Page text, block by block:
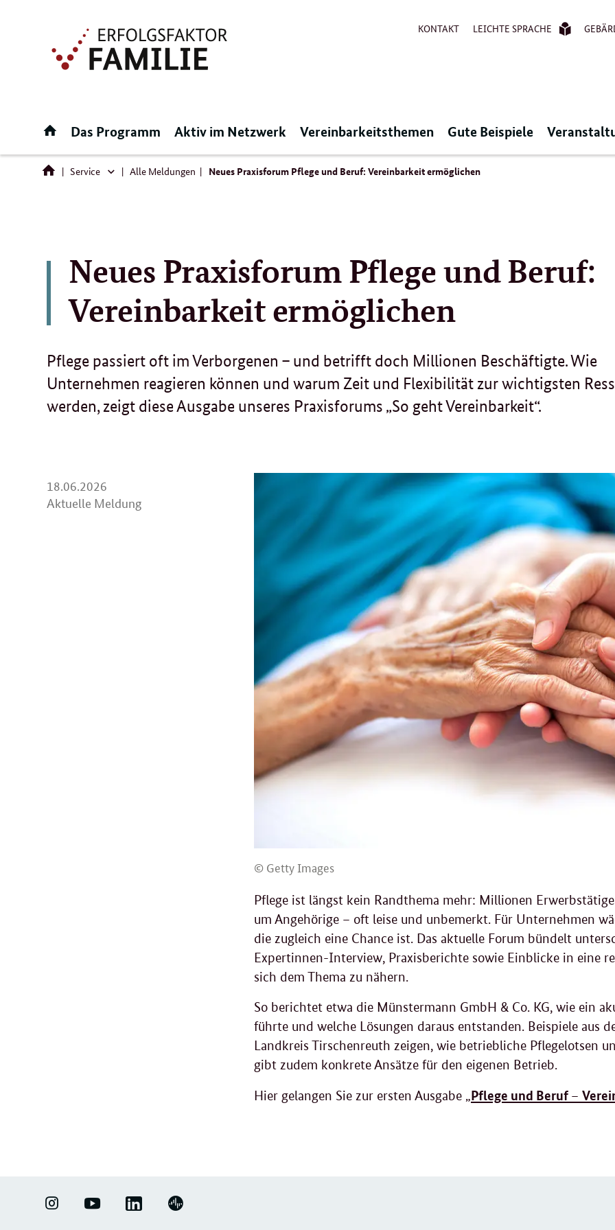
KONTAKT LEICHTE SPRACHE
Startseite
Das Programm Aktiv im Netzwerk Vereinbarkeitsthemen Gute Beispiele
Service ServiceAlle Meldungen Neues Praxisforum Pflege und Beruf: Vereinbarkeit ermöglichen
Neues Praxisforum Pflege und Beruf:
Vereinbarkeit ermöglichen
18.06.2026
06.
Aktuelle Meldung
Pflege passiert oft im Verborgenen – und betrifft doch Millionen Beschäftigte. Wie
Unternehmen reagieren können und warum Zeit und Flexibilität zur wichtigsten
werden, zeigt diese Ausgabe unseres Praxisforums „So geht Vereinbarkeit“.
© Getty Images
Pflege ist längst kein Randthema mehr: Millionen
um Angehörige – oft leise und unbemerkt. Für Unternehmen
die zugleich eine Chance ist. Das aktuelle Forum bündelt
Expertinnen-Interview, Praxisberichte sowie Einblicke in eine
sich dem Thema zu nähern.
So berichtet etwa die Münstermann GmbH & Co. KG, wie ein
führte und welche Lösungen daraus entstanden. Beispiele aus
Landkreis Tirschenreuth zeigen, wie betriebliche Pflegelotsen
gibt zudem konkrete Ansätze für den eigenen Betrieb.
Hier gelangen Sie zur ersten Ausgabe „Pflege und Beruf –
ERFOLGSFAKTOR
YOUTUBE LINKEDIN PODIGEE